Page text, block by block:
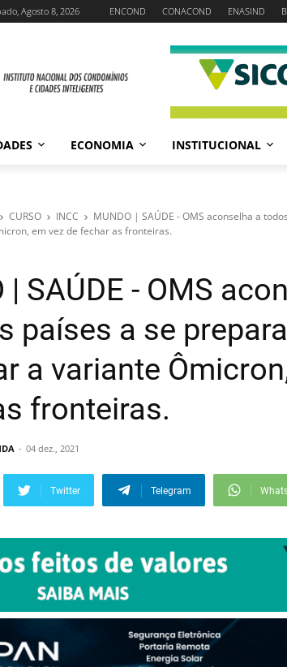
Agosto 8, 2026 ENCOND CONACOND ENASIND
ECONOMIA INSTITUCIONAL
CURSO INCC
MUNDO | SAÚDE - OMS aconselha a
em vez de fechar as fronteiras.
| SAÚDE - OMS
países a se
a variante
fronteiras.
04 dez., 2021
Twitter Telegram